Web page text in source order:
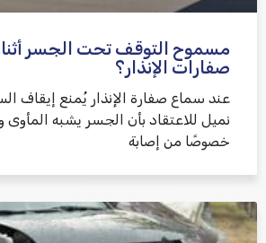
مسموح التوقف تحت الجسر
صفارات الإنذار؟
عند سماع صفارة الإنذار يُمنع إيقاف
نميل للاعتقاد بأن الجسر يشبه المأوى
خصوصًا من إصابة